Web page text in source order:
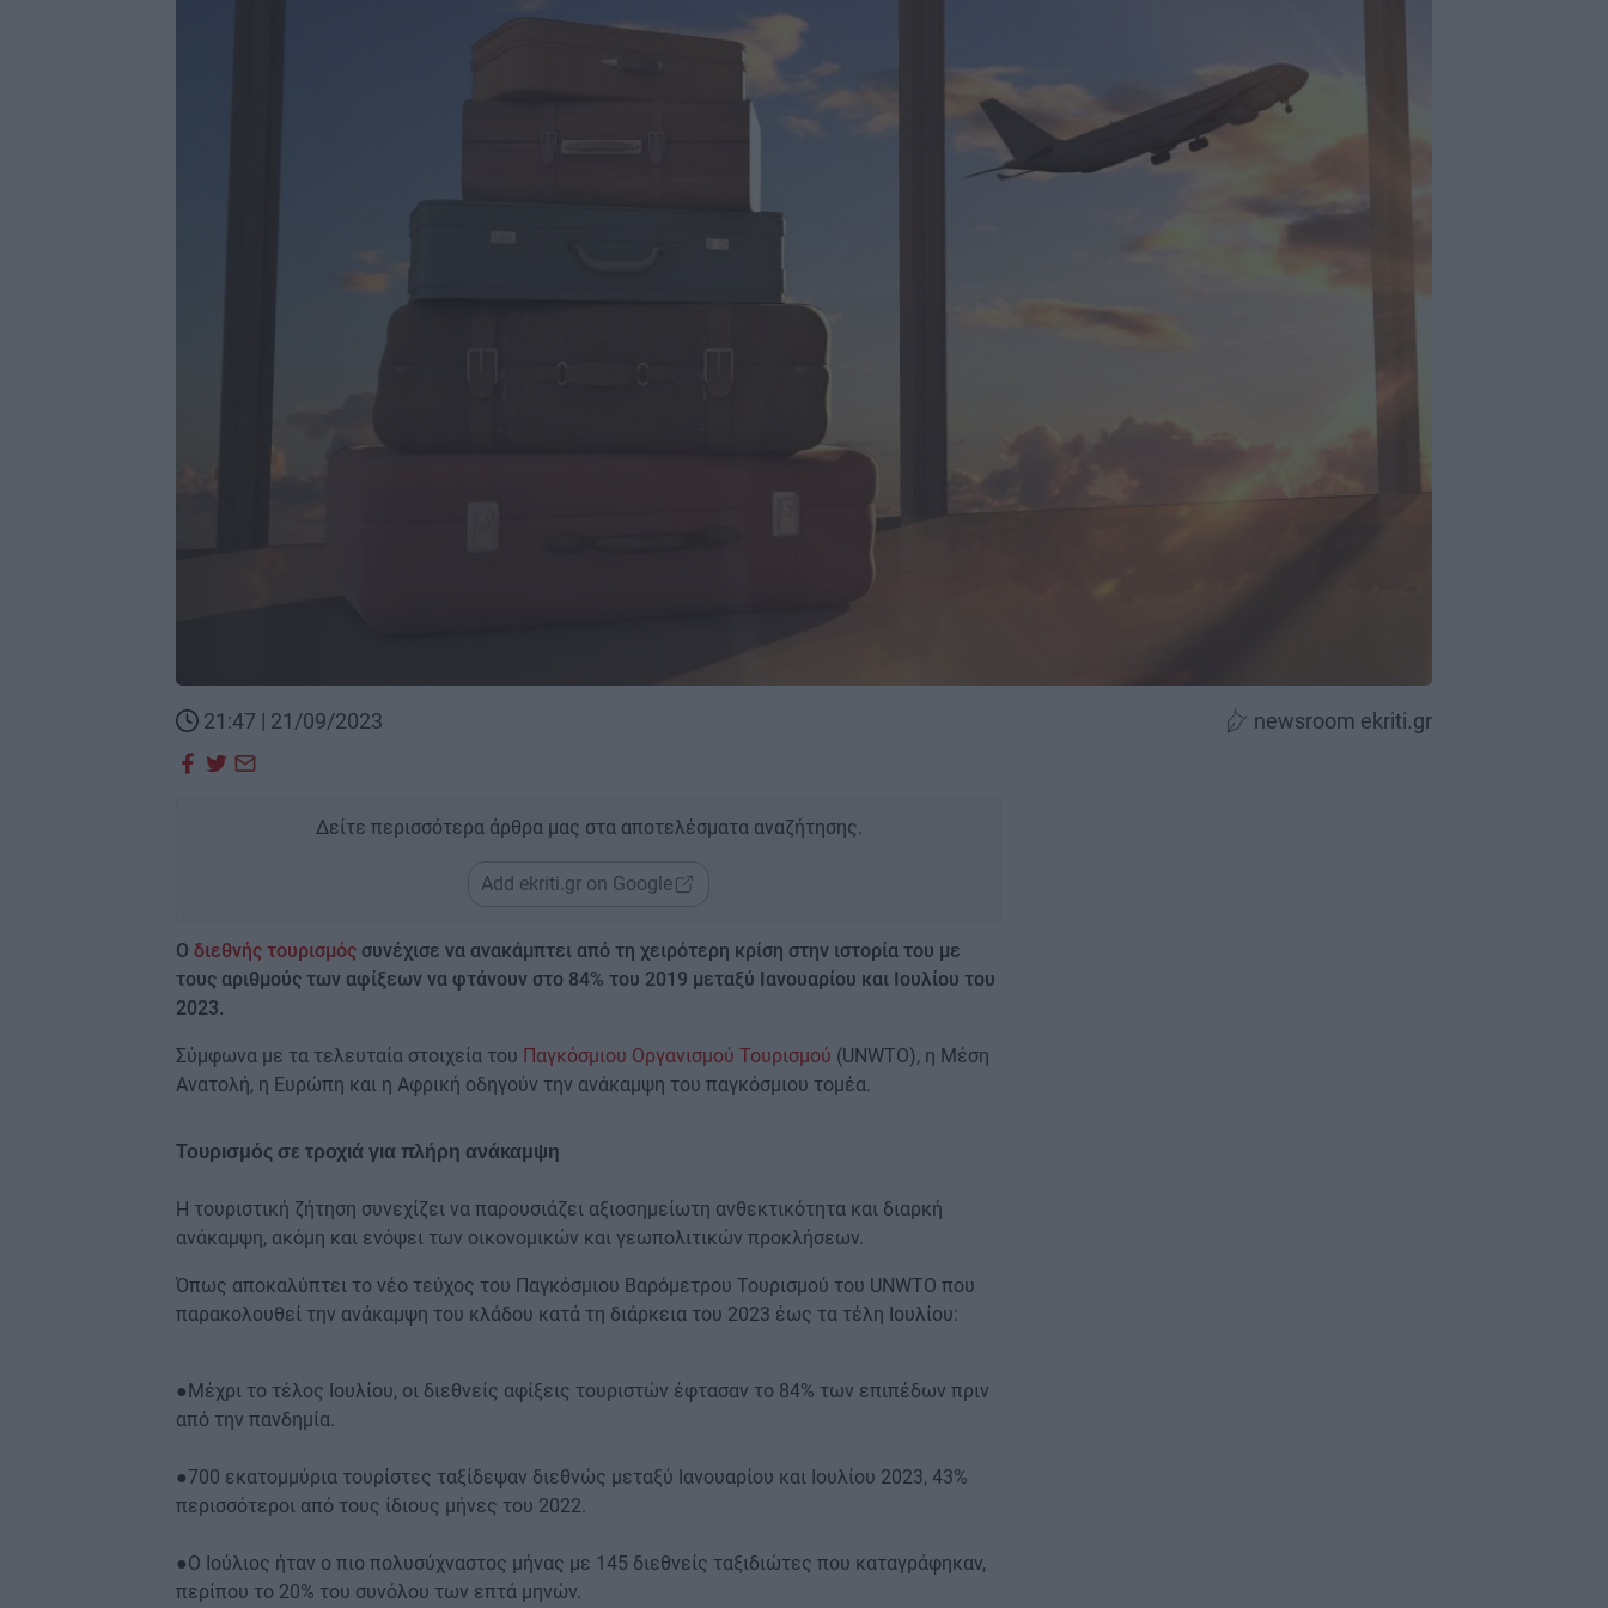
21:47 | 21/09/2023 newsroom ekriti.gr
Δείτε περισσότερα άρθρα μας στα αποτελέσματα αναζήτησης.
Add ekriti.gr on Google
Ο διεθνής τουρισμός συνέχισε να ανακάμπτει από τη χειρότερη κρίση στην ιστορία του με
τους αριθμούς των αφίξεων να φτάνουν στο 84% του 2019 μεταξύ Ιανουαρίου και Ιουλίου του
2023.
Σύμφωνα με τα τελευταία στοιχεία του Παγκόσμιου Οργανισμού Τουρισμού (UNWTO), η Μέση
Ανατολή, η Ευρώπη και η Αφρική οδηγούν την ανάκαμψη του παγκόσμιου τομέα.
Τουρισμός σε τροχιά για πλήρη ανάκαμψη
Η τουριστική ζήτηση συνεχίζει να παρουσιάζει αξιοσημείωτη ανθεκτικότητα και διαρκή
ανάκαμψη, ακόμη και ενόψει των οικονομικών και γεωπολιτικών προκλήσεων.
Όπως αποκαλύπτει το νέο τεύχος του Παγκόσμιου Βαρόμετρου Τουρισμού του UNWTO που
παρακολουθεί την ανάκαμψη του κλάδου κατά τη διάρκεια του 2023 έως τα τέλη Ιουλίου:
●Μέχρι το τέλος Ιουλίου, οι διεθνείς αφίξεις τουριστών έφτασαν το 84% των επιπέδων πριν
από την πανδημία.
●700 εκατομμύρια τουρίστες ταξίδεψαν διεθνώς μεταξύ Ιανουαρίου και Ιουλίου 2023, 43%
περισσότεροι από τους ίδιους μήνες του 2022.
●Ο Ιούλιος ήταν ο πιο πολυσύχναστος μήνας με 145 διεθνείς ταξιδιώτες που καταγράφηκαν,
περίπου το 20% του συνόλου των επτά μηνών.